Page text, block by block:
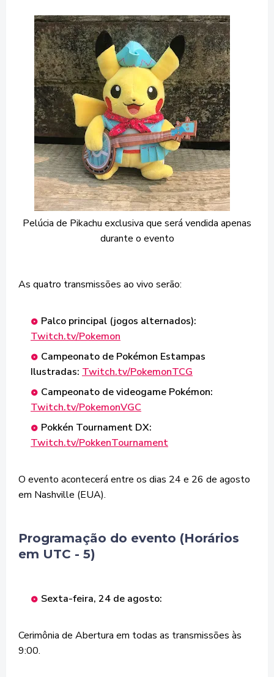
Pelúcia de Pikachu exclusiva que será vendida apenas
durante o evento
As quatro transmissões ao vivo serão:
Palco principal (jogos alternados):
Twitch.tv/Pokemon
Campeonato de Pokémon Estampas
Ilustradas: Twitch.tv/PokemonTCG
Campeonato de videogame Pokémon:
Twitch.tv/PokemonVGC
Pokkén Tournament DX:
Twitch.tv/PokkenTournament
O evento acontecerá entre os dias 24 e 26 de agosto
em Nashville (EUA).
Programação do evento (Horários
em UTC - 5)
Sexta-feira, 24 de agosto:
Cerimônia de Abertura em todas as transmissões às
9:00.